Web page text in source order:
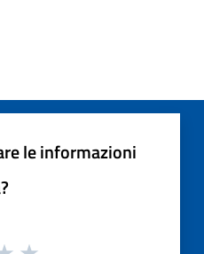
successiva
le informazioni